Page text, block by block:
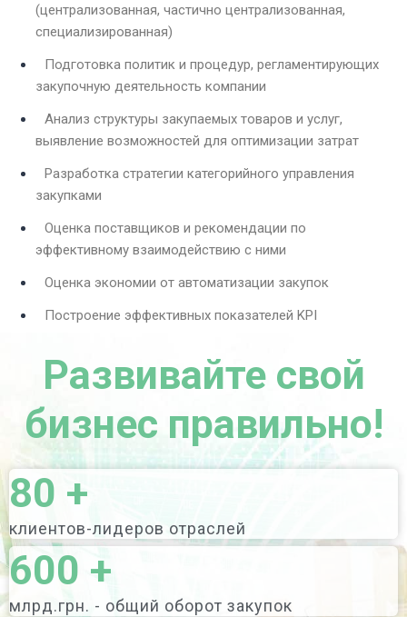
(централизованная, частично централизованная,
специализированная)
Подготовка политик и процедур, регламентирующих
закупочную деятельность компании
Анализ структуры закупаемых товаров и услуг,
выявление возможностей для оптимизации затрат
Разработка стратегии категорийного управления
закупками
Оценка поставщиков и рекомендации по
эффективному взаимодействию с ними
Оценка экономии от автоматизации закупок
Построение эффективных показателей KPI
Развивайте свой
бизнес правильно!
80 +
клиентов-лидеров отраслей
600 +
млрд.грн. - общий оборот закупок